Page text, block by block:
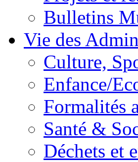
Bulletins
Vie des
Culture,
Enfance/
Formalités
Santé &
Déchets et